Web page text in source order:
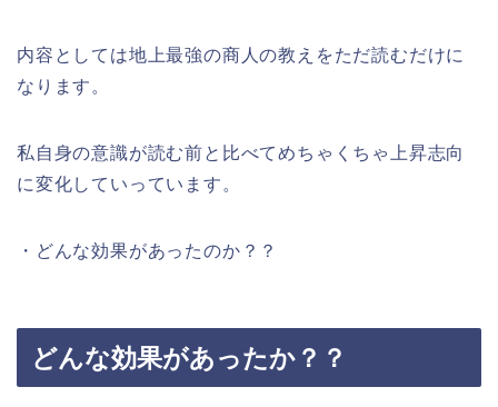
内容としては地上最強の商人の教えをただ読むだけに
なります。
私自身の意識が読む前と比べてめちゃくちゃ上昇志向
に変化していっています。
・どんな効果があったのか？？
どんな効果があったか？？